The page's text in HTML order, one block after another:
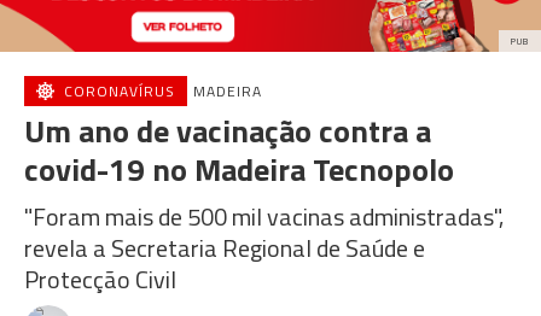
PUB
CORONAVÍRUS MADEIRA
Um ano de vacinação contra a
covid-19 no Madeira Tecnopolo
"Foram mais de 500 mil vacinas administradas",
revela a Secretaria Regional de Saúde e
Protecção Civil